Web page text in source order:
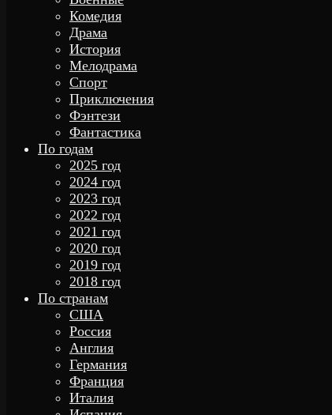
Комедия
Драма
История
Мелодрама
Спорт
Приключения
Фэнтези
Фантастика
По годам
2025 год
2024 год
2023 год
2022 год
2021 год
2020 год
2019 год
2018 год
По странам
США
Россия
Англия
Германия
Франция
Италия